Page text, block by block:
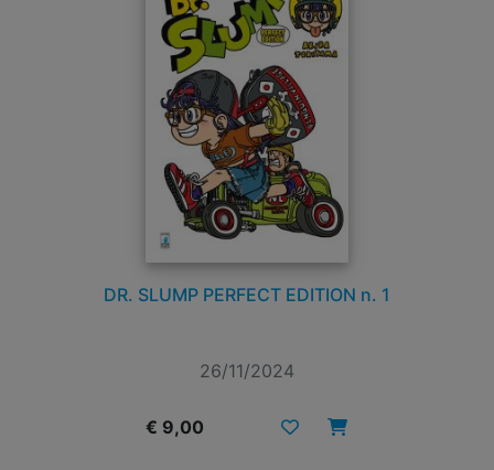
DR. SLUMP PERFECT EDITION n. 1
26/11/2024
€ 9,00